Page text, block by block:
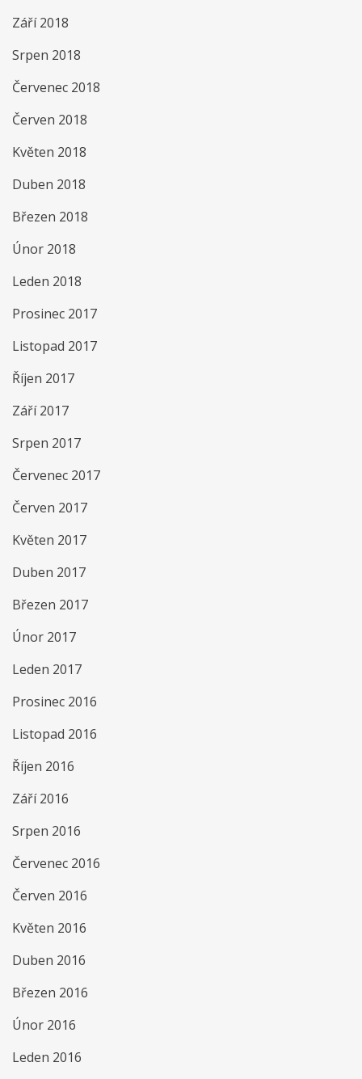
Září 2018
Srpen 2018
Červenec 2018
Červen 2018
Květen 2018
Duben 2018
Březen 2018
Únor 2018
Leden 2018
Prosinec 2017
Listopad 2017
Říjen 2017
Září 2017
Srpen 2017
Červenec 2017
Červen 2017
Květen 2017
Duben 2017
Březen 2017
Únor 2017
Leden 2017
Prosinec 2016
Listopad 2016
Říjen 2016
Září 2016
Srpen 2016
Červenec 2016
Červen 2016
Květen 2016
Duben 2016
Březen 2016
Únor 2016
Leden 2016